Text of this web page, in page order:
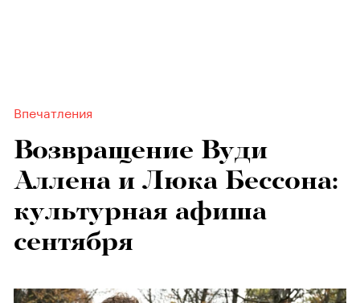
Впечатления
Возвращение Вуди
Аллена и Люка Бессона:
культурная афиша
сентября